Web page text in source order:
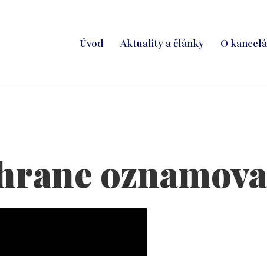
Úvod Aktuality a články O